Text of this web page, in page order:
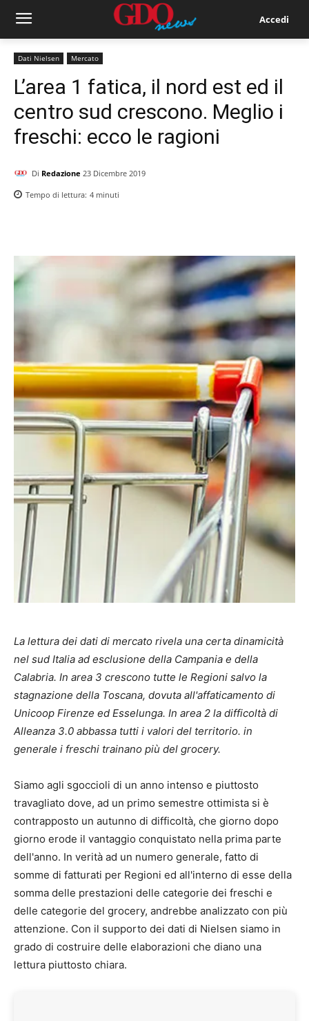
Accedi
Dati Nielsen Mercato
L’area 1 fatica, il nord est ed il
centro sud crescono. Meglio i
freschi: ecco le ragioni
Di Redazione 23 Dicembre 2019
Tempo di lettura: 4 minuti
La lettura dei dati di mercato rivela una certa dinamicità
nel sud Italia ad esclusione della Campania e della
Calabria. In area 3 crescono tutte le Regioni salvo la
stagnazione della Toscana, dovuta all'affaticamento di
Unicoop Firenze ed Esselunga. In area 2 la difficoltà di
Alleanza 3.0 abbassa tutti i valori del territorio. in
generale i freschi trainano più del grocery.
Siamo agli sgoccioli di un anno intenso e piuttosto
travagliato dove, ad un primo semestre ottimista si è
contrapposto un autunno di difficoltà, che giorno dopo
giorno erode il vantaggio conquistato nella prima parte
dell'anno. In verità ad un numero generale, fatto di
somme di fatturati per Regioni ed all'interno di esse della
somma delle prestazioni delle categorie dei freschi e
delle categorie del grocery, andrebbe analizzato con più
attenzione. Con il supporto dei dati di Nielsen siamo in
grado di costruire delle elaborazioni che diano una
lettura piuttosto chiara.